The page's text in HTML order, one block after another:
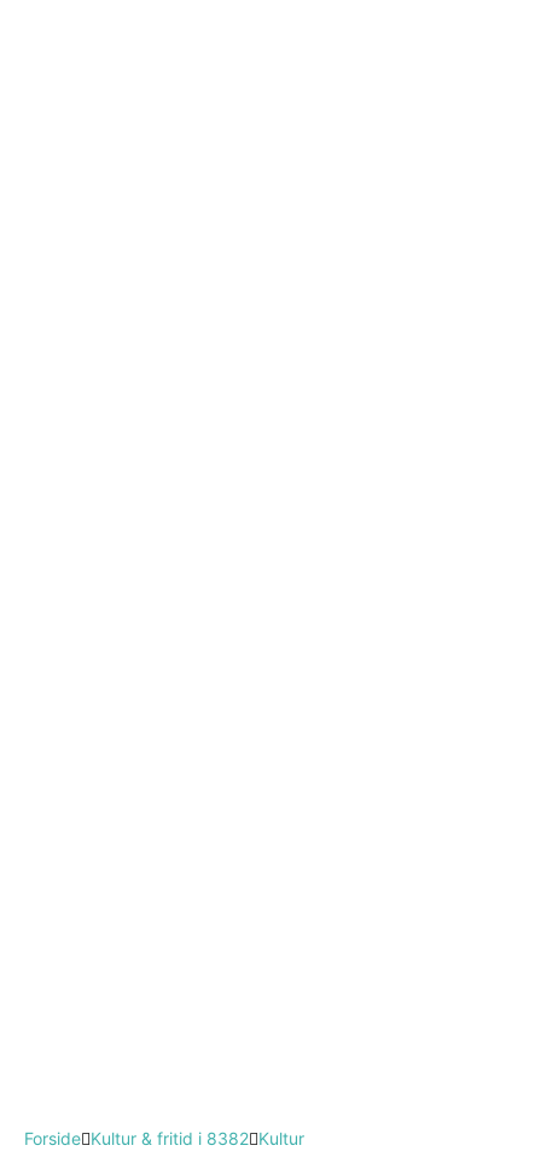
Forside Kultur & fritid i 8382 Kultur